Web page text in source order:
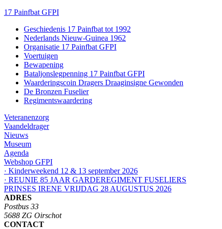
17 Painfbat GFPI
Geschiedenis 17 Painfbat tot 1992
Nederlands Nieuw-Guinea 1962
Organisatie 17 Painfbat GFPI
Voertuigen
Bewapening
Bataljonslegpenning 17 Painfbat GFPI
Waarderingscoin Dragers Draaginsigne Gewonden
De Bronzen Fuselier
Regimentswaardering
Veteranenzorg
Vaandeldrager
Nieuws
Museum
Agenda
Webshop GFPI
· Kinderweekend 12 & 13 september 2026
· REUNIE 85 JAAR GARDEREGIMENT FUSELIERS
PRINSES IRENE VRIJDAG 28 AUGUSTUS 2026
ADRES
Postbus 33
5688 ZG Oirschot
CONTACT